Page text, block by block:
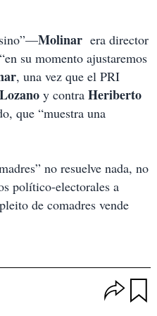
Molinar era director
su momento ajustaremos
, una vez que el PRI
y contra Heriberto
que “muestra una
no resuelve nada, no
político-electorales a
de comadres vende
p